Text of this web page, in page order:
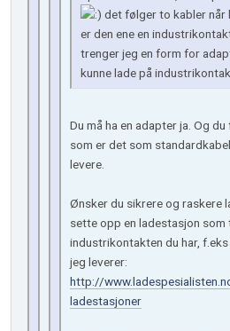
det følger to kabler når
er den ene en
trenger jeg en form for
kunne lade på
Du må ha en adapter ja. Og
som er det som
levere.
Ønsker du sikrere og raskere
sette opp en ladestasjon som
industrikontakten du har,
jeg leverer:
http://
ladestasjoner